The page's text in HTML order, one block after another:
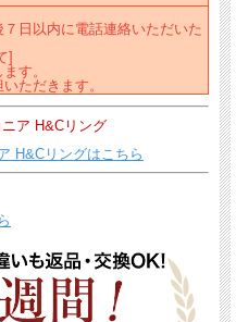
日以内に電話連絡いただいた
]
す。
ただきます。
ア H&Cリング
H&Cリングはこちら